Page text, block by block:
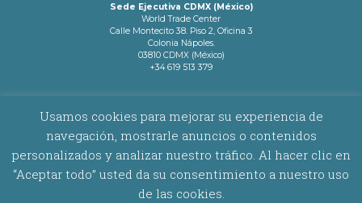
Sede Ejecutiva CDMX (México)
World Trade Center
Calle Montecito 38. Piso 2, Oficina 3
Colonia Nápoles.
03810 CDMX (México)
+34 619 513 379
AVISO LEGAL
Copyright © 2026 Latam Networks. Todos los derechos reservados.
Usamos cookies para mejorar su experiencia de
navegación, mostrarle anuncios o contenidos
personalizados y analizar nuestro tráfico. Al hacer clic en
“Aceptar todo” usted da su consentimiento a nuestro uso
de las cookies.